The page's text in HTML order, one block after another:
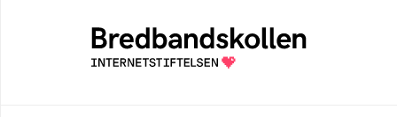
Bredbandskollen är ett oberoende
konsumentverktyg som drivs av
Internetstiftelsen